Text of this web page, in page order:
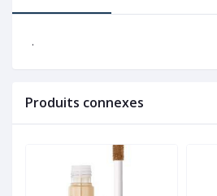
.
Produits connexes